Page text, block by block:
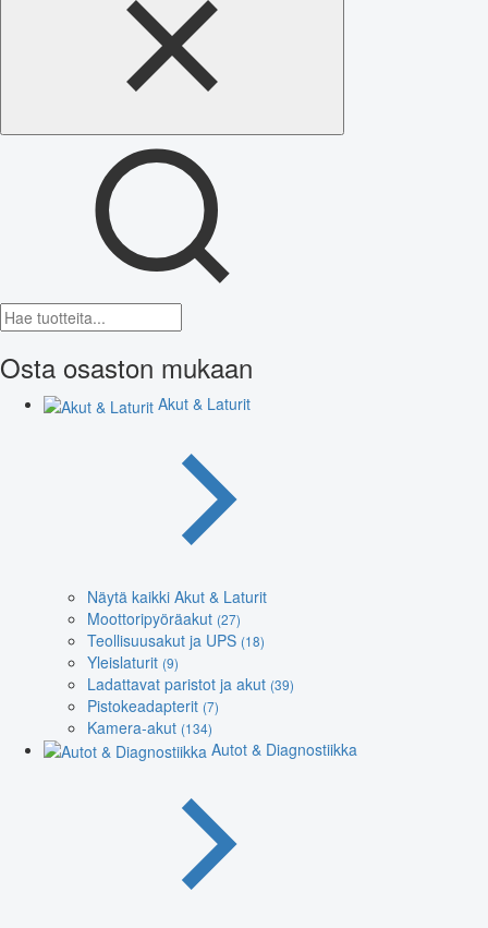
Osta osaston mukaan
Akut & Laturit
Näytä kaikki Akut & Laturit
Moottoripyöräakut (27)
Teollisuusakut ja UPS (18)
Yleislaturit (9)
Ladattavat paristot ja akut (39)
Pistokeadapterit (7)
Kamera-akut (134)
Autot & Diagnostiikka